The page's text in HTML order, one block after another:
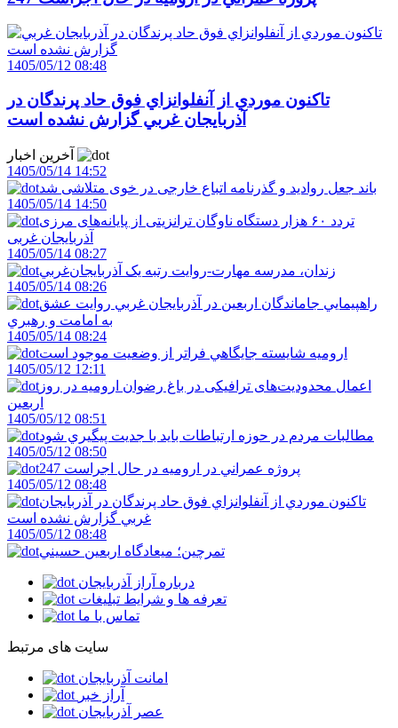
1405/05/12 08:48
تاکنون موردي از آنفلوانزاي فوق حاد پرندگان در
آذربايجان غربي گزارش نشده است
1405/05/14 14:52
باند جعل روادید و گذرنامه اتباع خارجی در خوی متلاشی شد
1405/05/14 14:50
تردد ۶۰ هزار دستگاه ناوگان ترانزیتی از پایانه‌های مرزی
آذربایجان ‌غربی
1405/05/14 08:27
زندان، مدرسه مهارت-روايت رتبه يک آذربايجان‌غربي
1405/05/14 08:26
راهپيمايي جاماندگان اربعين در آذربايجان غربي روايت عشق
به امامت و رهبري
1405/05/14 08:24
اروميه شايسته جايگاهي فراتر از وضعيت موجود است
1405/05/12 12:11
اعمال محدودیت‌های ترافیکی در باغ رضوان ارومیه در روز
اربعین
1405/05/12 08:51
مطالبات مردم در حوزه ارتباطات بايد با جديت پيگيري شود
1405/05/12 08:50
247 پروژه عمراني در اروميه در حال اجراست
1405/05/12 08:48
تاکنون موردي از آنفلوانزاي فوق حاد پرندگان در آذربايجان
غربي گزارش نشده است
1405/05/12 08:48
تمرچين؛ ميعادگاه اربعين حسيني
درباره آراز آذربایجان
تعرفه ها و شرایط تبلیغات
تماس با ما
سایت های مرتبط
امانت آذربایجان
آراز خبر
عصر آذربایجان